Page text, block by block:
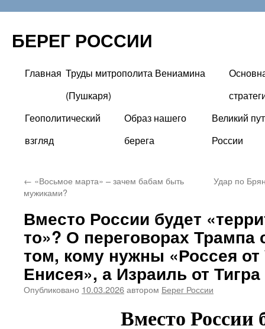
БЕРЕГ РОССИИ
Перейти
содержимому
Главная Труды митрополита Вениамина
(Пушкаря)
Геополитический
взгляд
Образ нашего
берега
Великий
России
← «Восьмое марта» – зачем бабам быть
мужиками?
Удар по
Вместо России будет
то»? О переговорах
том, кому нужны «Россея
Енисея», а Израиль от
Опубликовано 10.03.2026автором Берег России
Вместо России